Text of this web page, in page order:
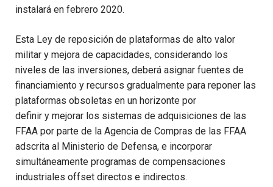
instalará en febrero 2020.
Esta Ley de reposición de plataformas de alto valor
militar y mejora de capacidades, considerando los
niveles de las inversiones, deberá asignar fuentes de
financiamiento y recursos gradualmente para reponer las
plataformas obsoletas en un horizonte por
definir y mejorar los sistemas de adquisiciones de las
FFAA por parte de la Agencia de Compras de las FFAA
adscrita al Ministerio de Defensa, e incorporar
simultáneamente programas de compensaciones
industriales offset directos e indirectos.